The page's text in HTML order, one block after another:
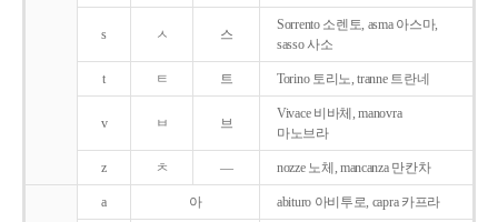
s ㅅ 스
Sorrento 소렌토, asma 아스마,
sasso 사소
t ㅌ 트 Torino 토리노, tranne 트란네
v ㅂ 브
Vivace 비바체, manovra
마노브라
z ㅊ ― nozze 노체, mancanza 만칸차
a 아 abituro 아비투로, capra 카프라